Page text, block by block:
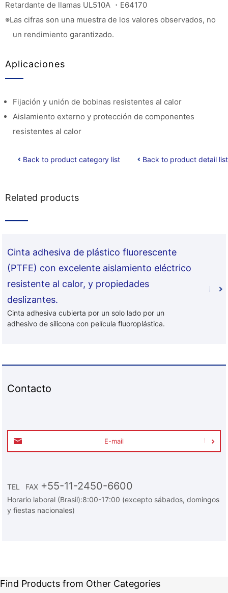
Retardante de llamas UL510A ・E64170
※Las cifras son una muestra de los valores observados, no
un rendimiento garantizado.
Aplicaciones
Fijación y unión de bobinas resistentes al calor
Aislamiento externo y protección de componentes
resistentes al calor
Back to product category list Back to product detail list
Related products
Cinta adhesiva de plástico fluorescente
(PTFE) con excelente aislamiento eléctrico
resistente al calor, y propiedades
deslizantes.
Cinta adhesiva cubierta por un solo lado por un
adhesivo de silicona con película fluoroplástica.
Contacto
E-mail
TEL FAX +55-11-2450-6600
Horario laboral (Brasil):8:00-17:00 (excepto sábados, domingos
y fiestas nacionales)
Find Products from Other Categories